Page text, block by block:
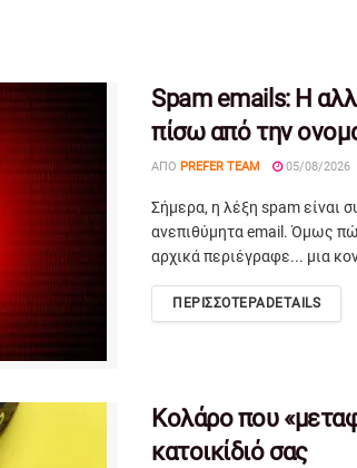
Spam emails: Η
πίσω από την
ΑΠΌ PREFER TEAM 05/08/2026
Σήμερα, η λέξη spam είναι
ανεπιθύμητα email. Όμως
αρχικά περιέγραφε... μια
ΠΕΡΙΣΣΟΤΕΡΑDETAILS
Κολάρο που
κατοικίδιό σας